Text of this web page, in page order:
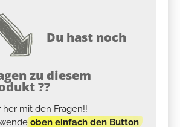
Du hast noch
zu diesem
??
her mit den Fragen!!
oben einfach den Button